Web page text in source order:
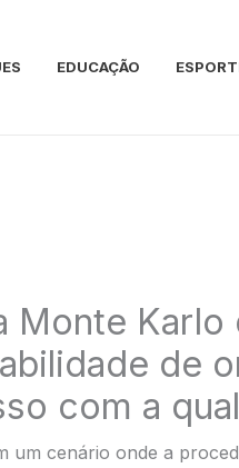
EDUCAÇÃO
Monte
de
com a
um cenário onde a